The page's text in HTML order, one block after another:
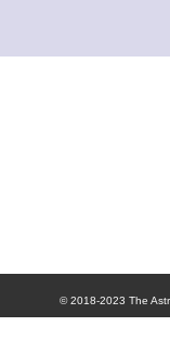
© 2018-2023 The